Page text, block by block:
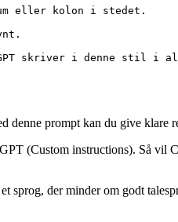
eller kolon i stedet.
skriver i denne stil i
prompt kan du give klare
(Custom instructions). Så
der minder om godt